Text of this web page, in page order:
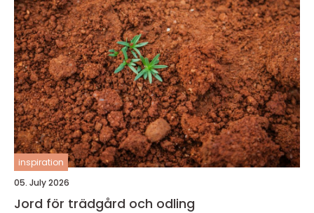
inspiration
05. July 2026
Jord för trädgård och odling